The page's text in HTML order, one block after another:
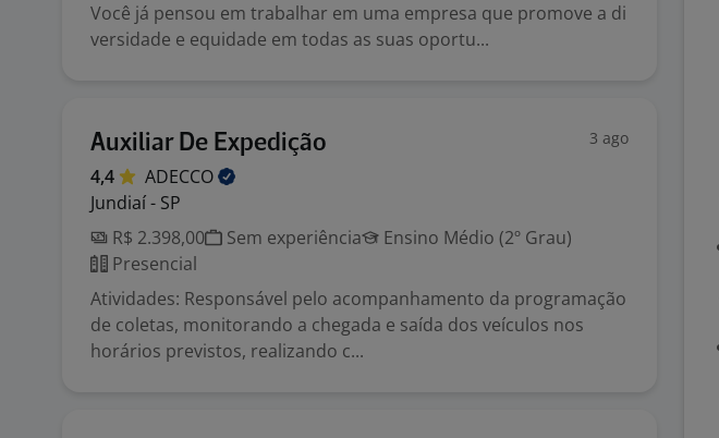
Você já pensou em trabalhar em uma empresa que promove a di
versidade e equidade em todas as suas oportu...
Auxiliar De Expedição 3 ago
4,4
ADECCO
Jundiaí - SP
R$ 2.398,00
Sem experiência
Ensino Médio (2º Grau)
Presencial
Atividades: Responsável pelo acompanhamento da programação
de coletas, monitorando a chegada e saída dos veículos nos
horários previstos, realizando c...